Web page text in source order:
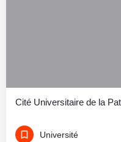
Cité Universitaire de la
Université